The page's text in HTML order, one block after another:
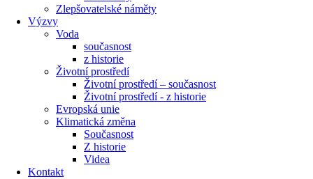
Zlepšovatelské náměty
Výzvy
Voda
současnost
z historie
Životní prostředí
Životní prostředí – současnost
Životní prostředí ​- z historie
Evropská unie
Klimatická změna
Současnost
Z historie
Videa
Kontakt